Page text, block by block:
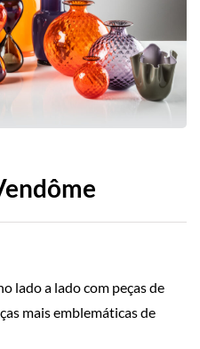
lado a lado com peças de
mais emblemáticas de